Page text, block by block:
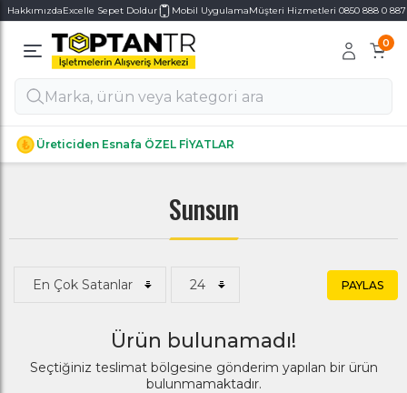
HakkımızdaExcelle Sepet Doldur Mobil UygulamaMüşteri Hizmetleri 0850 888 0 887
0
Üreticiden Esnafa ÖZEL FİYATLAR
Alt Kategoriler
Alt Kategoriler
Sunsun
PAYLAS
Ürün bulunamadı!
Seçtiğiniz teslimat bölgesine gönderim yapılan bir ürün
bulunmamaktadır.